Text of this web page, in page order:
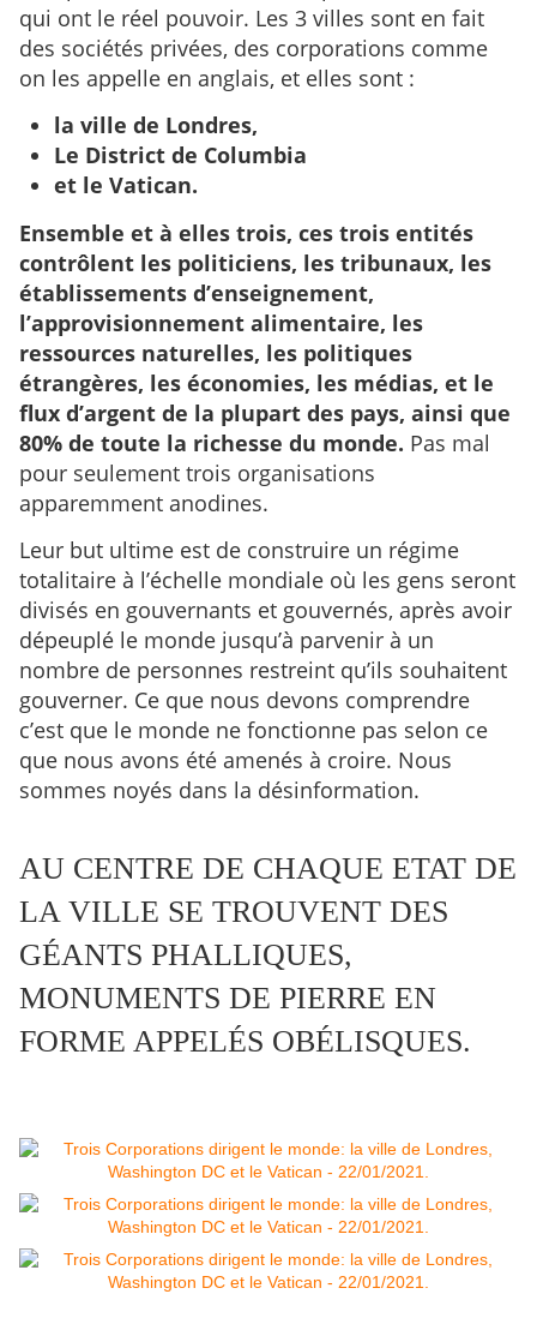
qui ont le réel pouvoir. Les 3 villes sont en fait
des sociétés privées, des corporations comme
on les appelle en anglais, et elles sont :
la ville de Londres,
Le District de Columbia
et le Vatican.
Ensemble et à elles trois, ces trois entités
contrôlent les politiciens, les tribunaux, les
établissements d’enseignement,
l’approvisionnement alimentaire, les
ressources naturelles, les politiques
étrangères, les économies, les médias, et le
flux d’argent de la plupart des pays, ainsi que
80% de toute la richesse du monde. Pas mal
pour seulement trois organisations
apparemment anodines.
Leur but ultime est de construire un régime
totalitaire à l’échelle mondiale où les gens seront
divisés en gouvernants et gouvernés, après avoir
dépeuplé le monde jusqu’à parvenir à un
nombre de personnes restreint qu’ils souhaitent
gouverner. Ce que nous devons comprendre
c’est que le monde ne fonctionne pas selon ce
que nous avons été amenés à croire. Nous
sommes noyés dans la désinformation.
AU CENTRE DE CHAQUE ETAT DE
LA VILLE SE TROUVENT DES
GÉANTS PHALLIQUES,
MONUMENTS DE PIERRE EN
FORME APPELÉS OBÉLISQUES.